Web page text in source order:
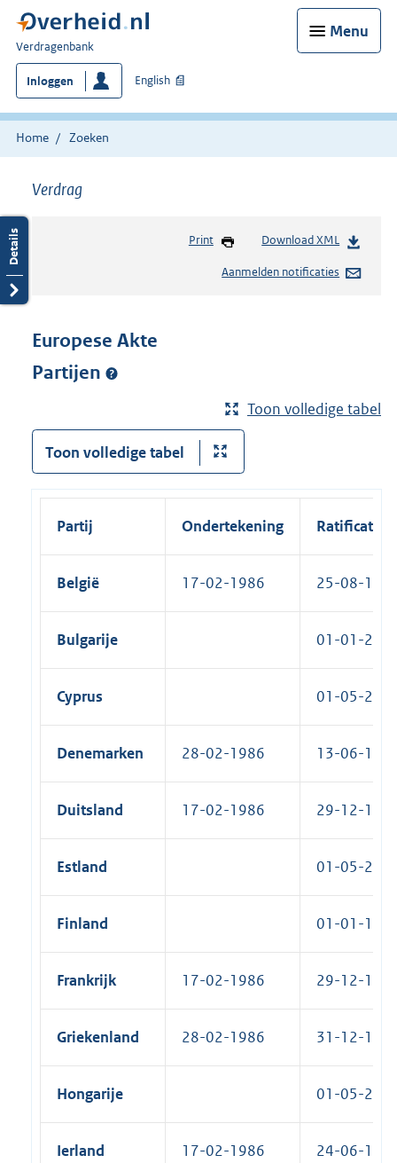
Menu
U
bent
hier:
Verdragenbank
Inloggen English
Home Zoeken
Verdrag
Print Download XML
Aanmelden notificaties
Europese Akte
Partijen
Toon volledige tabel
Toon volledige tabel
Partij Ondertekening Ratificatie
België 17-02-1986 25-08-
Bulgarije 01-01-
Cyprus 01-05-
Denemarken 28-02-1986 13-06-
Duitsland 17-02-1986 29-12-
Estland 01-05-
Finland 01-01-
Frankrijk 17-02-1986 29-12-
Griekenland 28-02-1986 31-12-
Hongarije 01-05-
Ierland 17-02-1986 24-06-